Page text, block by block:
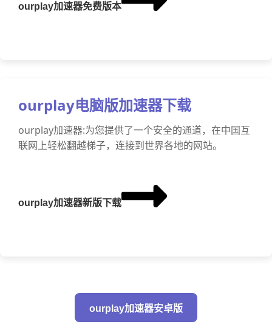
ourplay加速器免费版本
ourplay电脑版加速器下载
ourplay加速器:为您提供了一个安全的通道，在中国互
联网上轻松翻越梯子，连接到世界各地的网站。
ourplay加速器新版下载
ourplay加速器安卓版